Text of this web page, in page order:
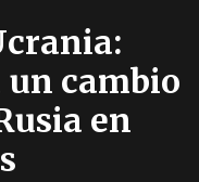
cambio
en